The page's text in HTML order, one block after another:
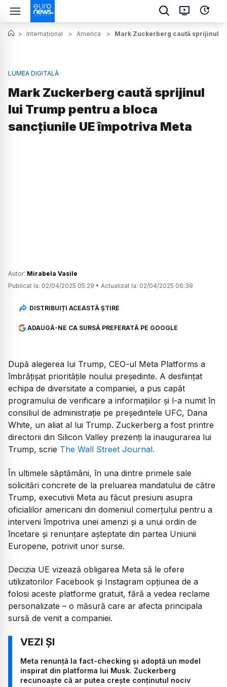
> Internațional > America > Mark Zuckerberg caută sprijinul
LUMEA DIGITALĂ
Mark Zuckerberg caută sprijinul
lui Trump pentru a bloca
sancțiunile UE împotriva Meta
Autor: Mirabela Vasile
Publicat la: 02/04/2025 05:29 • Actualizat la: 02/04/2025 06:39
DISTRIBUIȚI ACEASTĂ ȘTIRE
ADAUGĂ-NE CA SURSĂ PREFERATĂ PE GOOGLE
După alegerea lui Trump, CEO-ul Meta Platforms a
îmbrățișat prioritățile noului președinte. A desființat
echipa de diversitate a companiei, a pus capăt
programului de verificare a informațiilor și l-a numit în
consiliul de administrație pe președintele UFC, Dana
White, un aliat al lui Trump. Zuckerberg a fost printre
directorii din Silicon Valley prezenți la inaugurarea lui
Trump, scrie The Wall Street Journal.
În ultimele săptămâni, în una dintre primele sale
solicitări concrete de la preluarea mandatului de către
Trump, executivii Meta au făcut presiuni asupra
oficialilor americani din domeniul comerțului pentru a
interveni împotriva unei amenzi și a unui ordin de
încetare și renunțare așteptate din partea Uniunii
Europene, potrivit unor surse.
Decizia UE vizează obligarea Meta să le ofere
utilizatorilor Facebook și Instagram opțiunea de a
folosi aceste platforme gratuit, fără a vedea reclame
personalizate – o măsură care ar afecta principala
sursă de venit a companiei.
Meta renunță la fact-checking și adoptă un model
inspirat din platforma lui Musk. Zuckerberg
recunoaște că ar putea crește conținutul nociv